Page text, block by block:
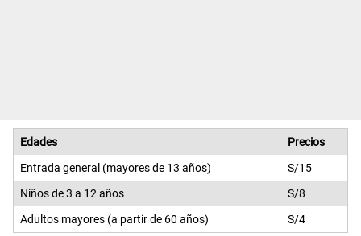
Edades
Precios
Entrada general (mayores de 13 años)
S/15
Niños de 3 a 12 años
S/8
Adultos mayores (a partir de 60 años)
S/4